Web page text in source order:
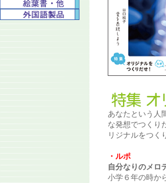
あなたという人
な発想でつくり
リジナルをつく
・ルポ
自分なりのメロ
小学６年の時か